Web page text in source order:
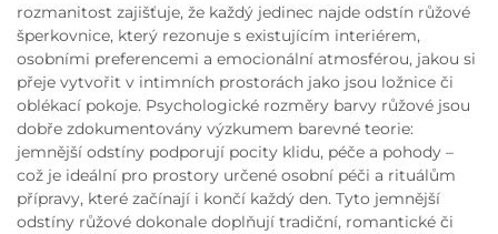
rozmanitost zajišťuje, že každý jedinec najde odstín růžové
šperkovnice, který rezonuje s existujícím interiérem,
osobními preferencemi a emocionální atmosférou, jakou si
přeje vytvořit v intimních prostorách jako jsou ložnice či
oblékací pokoje. Psychologické rozměry barvy růžové jsou
dobře zdokumentovány výzkumem barevné teorie:
jemnější odstíny podporují pocity klidu, péče a pohody –
což je ideální pro prostory určené osobní péči a rituálům
přípravy, které začínají i končí každý den. Tyto jemnější
odstíny růžové dokonale doplňují tradiční, romantické či